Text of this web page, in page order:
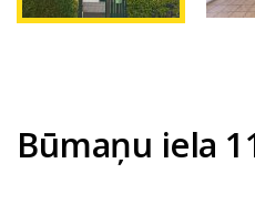
Būmaņu iela